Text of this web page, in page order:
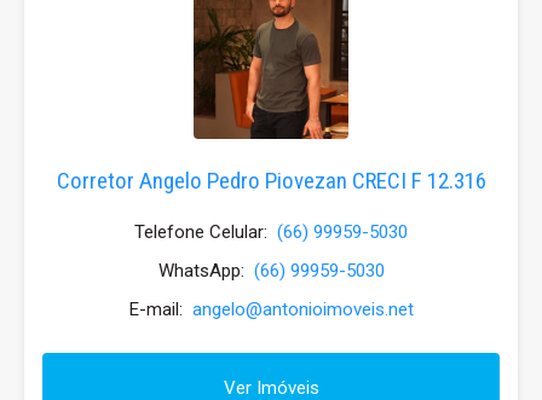
Corretor Angelo Pedro Piovezan CRECI F 12.316
Telefone Celular: (66) 99959-5030
WhatsApp: (66) 99959-5030
E-mail: angelo@antonioimoveis.net
Ver Imóveis